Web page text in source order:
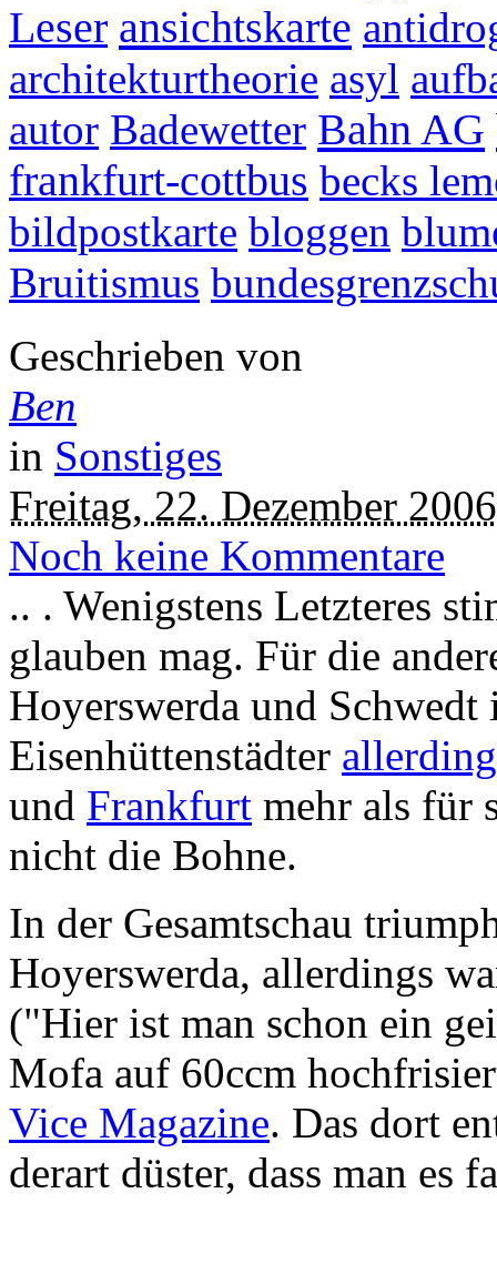
Leser ansichtskarte
architekturtheorie asyl
autor Badewetter Bahn AG
frankfurt-cottbus becks
bildpostkarte bloggen
Bruitismus
Geschrieben von
Ben
in Sonstiges
Freitag, 22. Dezember 2006
Noch keine Kommentare
.. . Wenigstens Letzteres
glauben mag. Für die
Hoyerswerda und Schwedt
Eisenhüttenstädter
und Frankfurt mehr als für
nicht die Bohne.
In der Gesamtschau
Hoyerswerda, allerdings
("Hier ist man schon ein
Mofa auf 60ccm
Vice Magazine. Das dort
derart düster, dass man es